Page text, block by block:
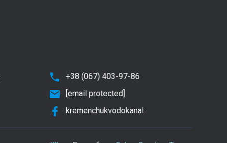
+38 (067) 403-97-86
[email protected]
kremenchukvodokanal